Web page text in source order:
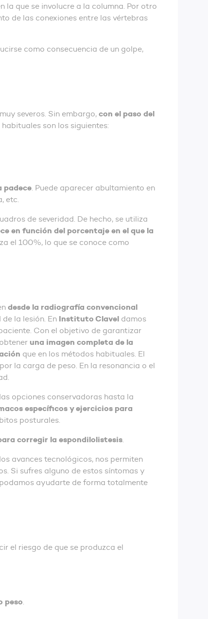
que se involucre a la columna. Por otro
de las conexiones entre las vértebras
como consecuencia de un golpe,
severos. Sin embargo, con el paso del
son los siguientes:
padece. Puede aparecer abultamiento en
etc.
de severidad. De hecho, se utiliza
en función del porcentaje en el que la
el 100%, lo que se conoce como
desde la radiografía convencional
la lesión. En Instituto Clavel damos
Con el objetivo de garantizar
una imagen completa de la
que en los métodos habituales. El
la carga de peso. En la resonancia o el
opciones conservadoras hasta la
específicos y ejercicios para
posturales.
corregir la espondilolistesis.
avances tecnológicos, nos permiten
Si sufres alguno de estos síntomas y
ayudarte de forma totalmente
el riesgo de que se produzca el
peso.